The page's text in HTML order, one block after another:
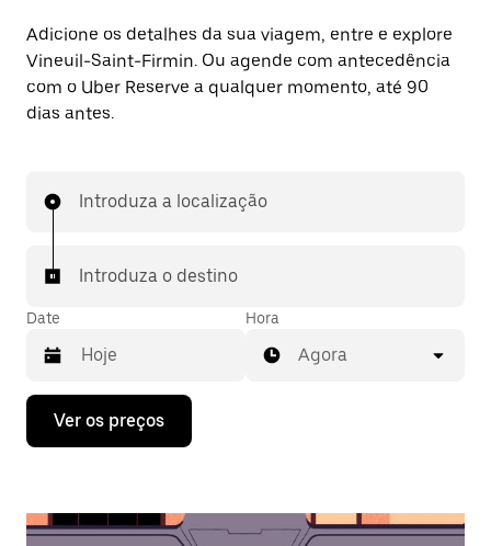
Adicione os detalhes da sua viagem, entre e explore
Vineuil-Saint-Firmin. Ou agende com antecedência
com o Uber Reserve a qualquer momento, até 90
dias antes.
Introduza a localização
Introduza o destino
Date
Prima
tecla
interagir
Hora
Agora
Ver os preços